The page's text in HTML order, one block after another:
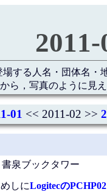
する人名・団体名
ら，写真のように見
01 << 2011-02 >>
泉ブックタワー
しにLogitecのPCHP02